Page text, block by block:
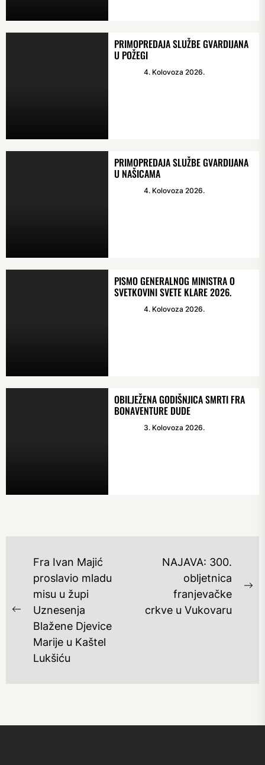
PRIMOPREDAJA SLUŽBE GVARDIJANA
U POŽEGI
4. Kolovoza 2026.
PRIMOPREDAJA SLUŽBE GVARDIJANA
U NAŠICAMA
4. Kolovoza 2026.
PISMO GENERALNOG MINISTRA O
SVETKOVINI SVETE KLARE 2026.
4. Kolovoza 2026.
OBILJEŽENA GODIŠNJICA SMRTI FRA
BONAVENTURE DUDE
3. Kolovoza 2026.
NAVIGACIJA
OBJAVA
Previous
post:
Fra Ivan Majić
proslavio mladu
misu u župi
Uznesenja
Blažene Djevice
Marije u Kaštel
Lukšiću
NAJAVA: 300.
obljetnica
franjevačke
crkve u Vukovaru